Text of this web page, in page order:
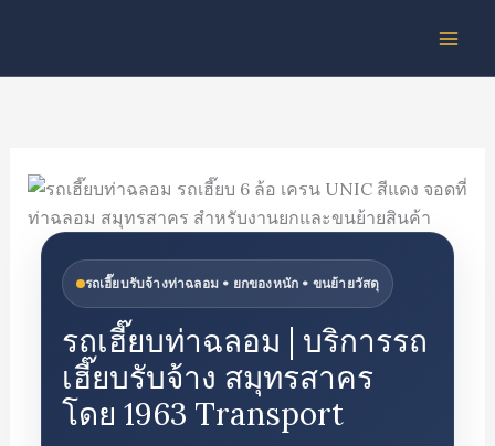
content
รถเฮี๊ยบรับจ้างท่าฉลอม • ยกของหนัก • ขนย้ายวัสดุ
รถเฮี๊ยบท่าฉลอม | บริการรถ
เฮี๊ยบรับจ้าง สมุทรสาคร
โดย 1963 Transport